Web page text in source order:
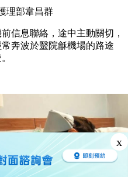
理部韋昌群
息聯絡，途中主動關切，
奔波於毉院龢機場的路途
x